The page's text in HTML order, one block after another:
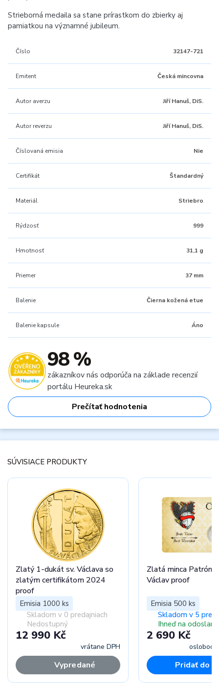
Strieborná medaila sa stane prírastkom do zbierky aj
pamiatkou na významné jubileum.
Číslo 32147-721
Emitent Česká mincovna
Autor averzu Jiří Hanuš, DiS.
Autor reverzu Jiří Hanuš, DiS.
Číslovaná emisia Nie
Certifikát Štandardný
Materiál Striebro
Rýdzosť 999
Hmotnosť 31,1 g
Priemer 37 mm
Balenie Čierna kožená etue
Balenie kapsule Áno
98 %
zákazníkov nás odporúča na základe recenzií
portálu Heureka.sk
Prečítať hodnotenia
SÚVISIACE PRODUKTY
Zlatý 1-dukát sv. Václava so
zlatým certifikátom 2024
proof
Emisia 1000 ks
Skladom v 0 predajniach
Nedostupný
12 990 Kč
vrátane DPH
Vypredané
Zlatá minca Patróni
Václav proof
Emisia 500 ks
Skladom v 5
Ihneď na
2 690 Kč
Pridať do